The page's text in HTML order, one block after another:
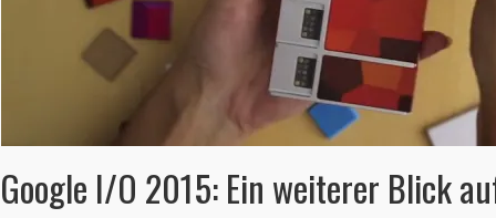
Google I/O 2015: Ein weiterer Blick